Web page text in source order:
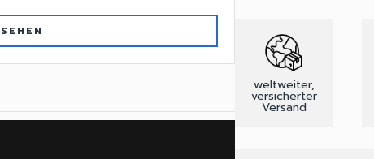
weltweiter,
versicherter
Versand